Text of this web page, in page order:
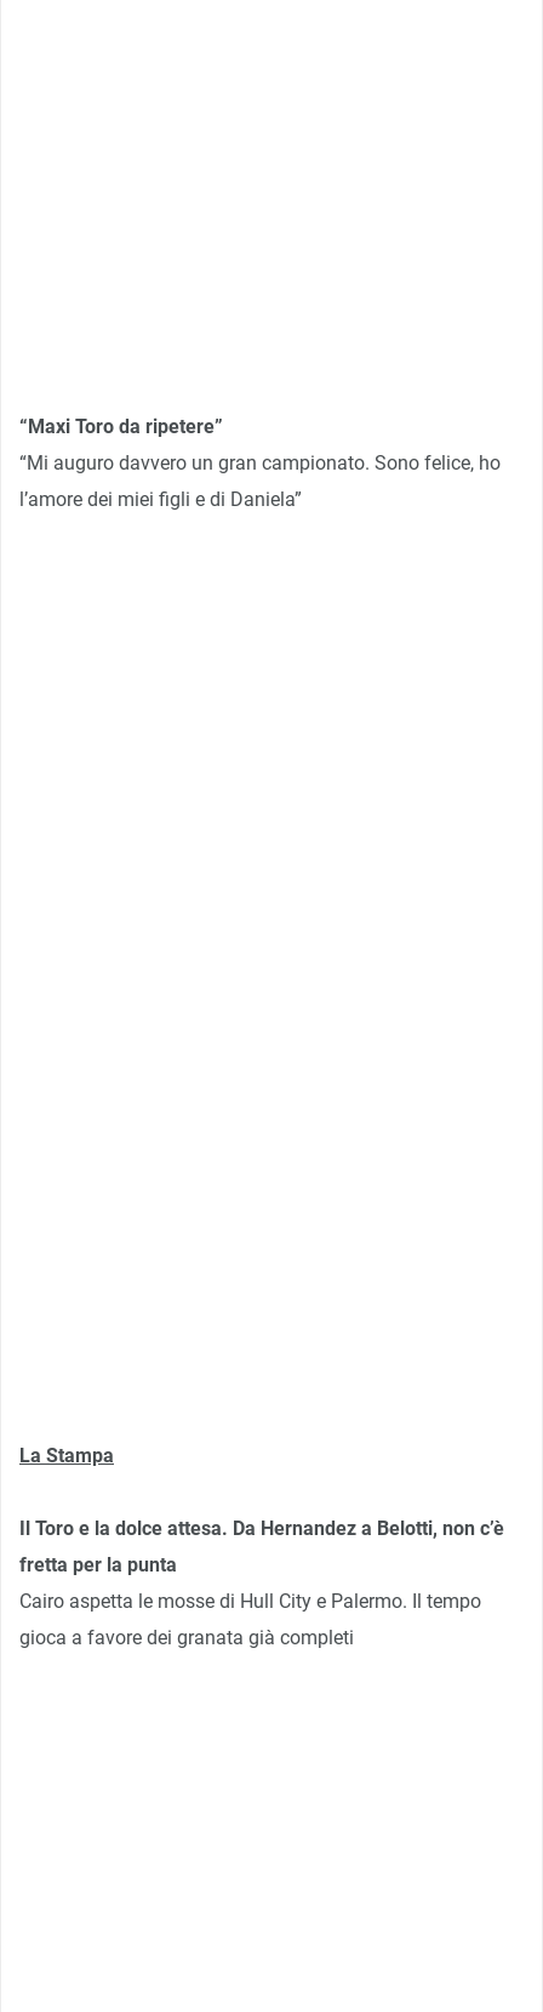
“Maxi Toro da ripetere”
“Mi auguro davvero un gran campionato. Sono felice, ho
l’amore dei miei figli e di Daniela”
La Stampa
Il Toro e la dolce attesa. Da Hernandez a Belotti, non c’è
fretta per la punta
Cairo aspetta le mosse di Hull City e Palermo. Il tempo
gioca a favore dei granata già completi